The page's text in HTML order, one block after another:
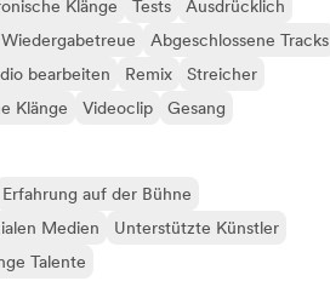
Klänge Tests
Ausdrücklich
Abgeschlossene Tracks
bearbeiten Remix
Streicher
Klänge Videoclip Gesang
Erfahrung auf der Bühne
Medien
Unterstützte Künstler
Talente